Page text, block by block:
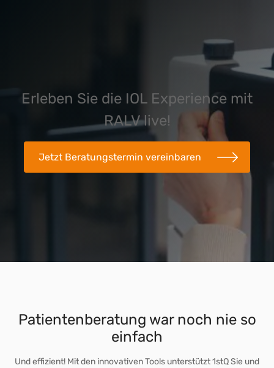
Erleben Sie die IOL Experience mit
RALV live!
Jetzt Beratungstermin vereinbaren
Patientenberatung war noch nie so
einfach
Und effizient! Mit den innovativen Tools unterstützt 1stQ Sie und